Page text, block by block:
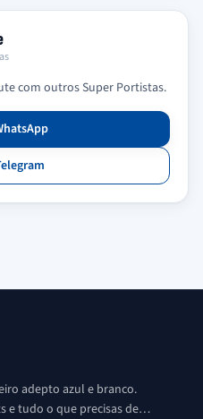
com outros Super Portistas.
adepto azul e branco.
e tudo o que precisas de